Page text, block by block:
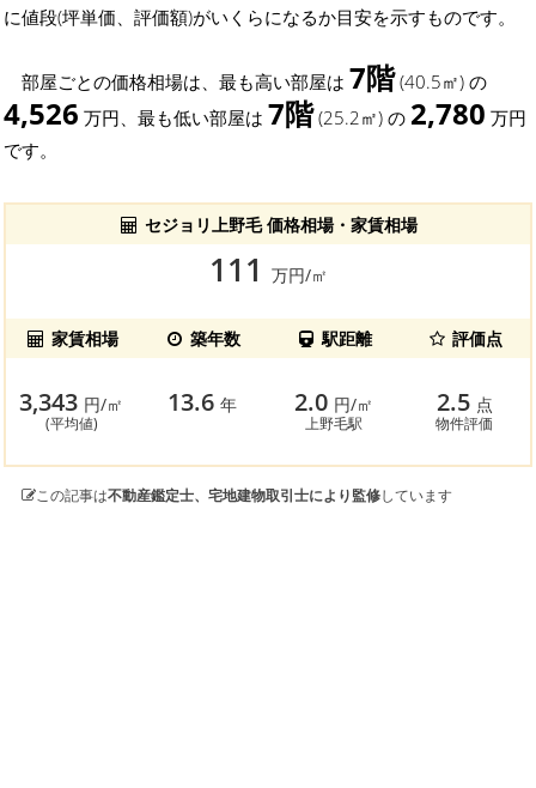
に値段(坪単価、評価額)がいくらになるか目安を示すものです。
部屋ごとの価格相場は、最も高い部屋は 7階(40.5㎡) の
4,526 万円、最も低い部屋は 7階(25.2㎡) の 2,780 万円
です。
セジョリ上野毛 価格相場・家賃相場
111 万円/㎡
家賃相場 築年数 駅距離 評価点
3,343 円/㎡
(平均値)
13.6年 2.0 円/㎡
上野毛駅
2.5 点
物件評価
この記事は不動産鑑定士、宅地建物取引士により監修しています